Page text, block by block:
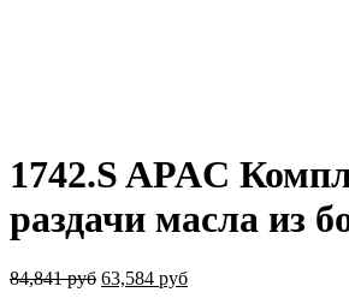
1742.S APAC
раздачи масла из
84,841руб 63,584 руб